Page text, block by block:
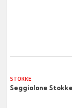
STOKKE
Seggiolone